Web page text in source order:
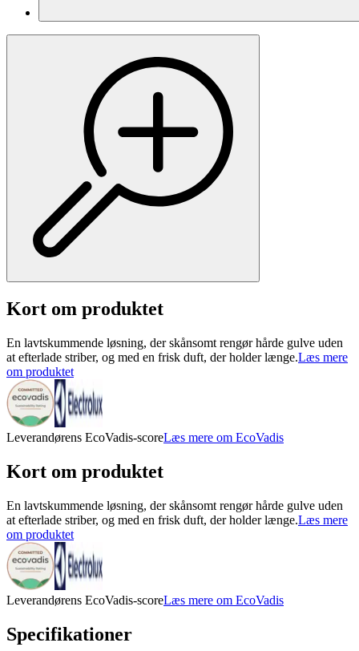
Kort om produktet
En lavtskummende løsning, der skånsomt rengør hårde gulve uden
at efterlade striber, og med en frisk duft, der holder længe.Læs mere
om produktet
Leverandørens EcoVadis-scoreLæs mere om EcoVadis
Kort om produktet
En lavtskummende løsning, der skånsomt rengør hårde gulve uden
at efterlade striber, og med en frisk duft, der holder længe.Læs mere
om produktet
Leverandørens EcoVadis-scoreLæs mere om EcoVadis
Specifikationer